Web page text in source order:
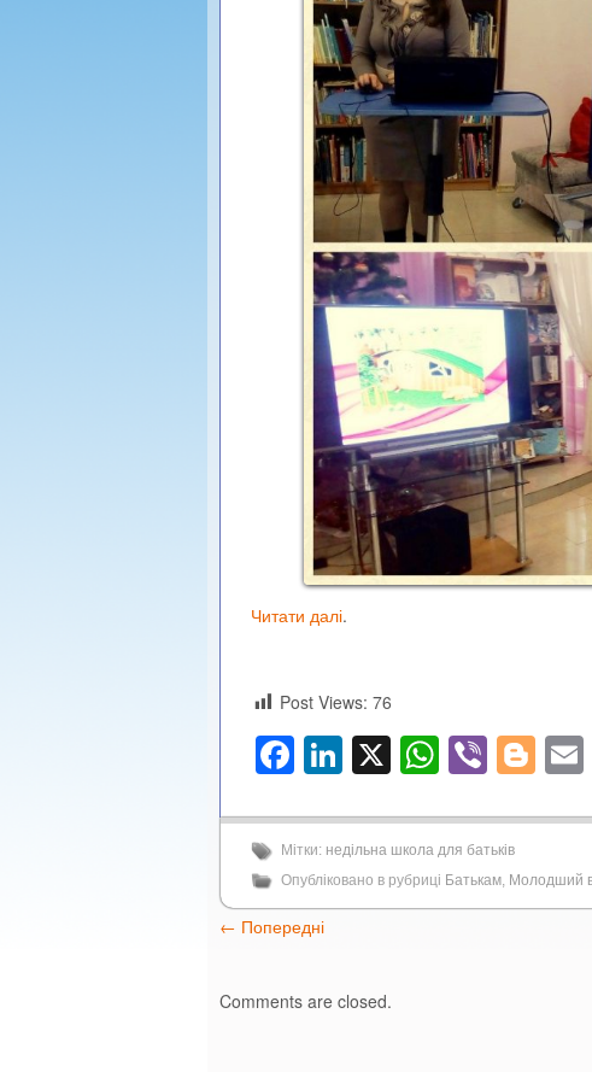
Читати далі.
Post Views: 76
Facebook
LinkedIn
X WhatsApp
Viber
Мітки: недільна школа для батьків
Опубліковано в рубриці Батькам, Молодший
← Попередні
Comments are closed.